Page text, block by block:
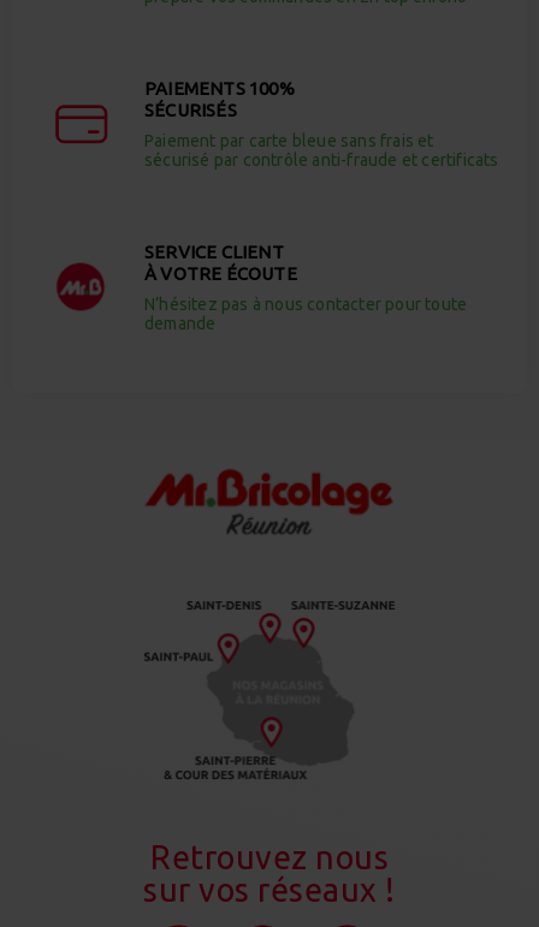
PAIEMENTS 100%
SÉCURISÉS
Paiement par carte bleue sans frais et
sécurisé par contrôle anti-fraude et certificats
SERVICE CLIENT
À VOTRE ÉCOUTE
N’hésitez pas à nous contacter pour toute
demande
Retrouvez nous
sur vos réseaux !